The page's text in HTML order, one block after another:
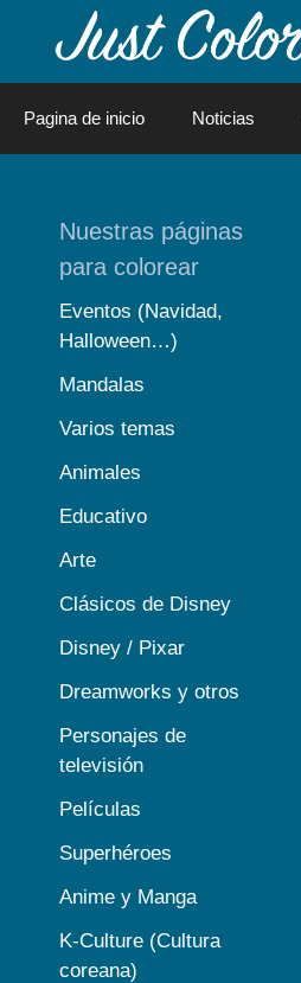
Pagina de inicio Noticias
Nuestras páginas
para colorear
Eventos (Navidad,
Halloween…)
Mandalas
Varios temas
Animales
Educativo
Arte
Clásicos de Disney
Disney / Pixar
Dreamworks y otros
Personajes de
televisión
Películas
Superhéroes
Anime y Manga
K-Culture (Cultura
coreana)